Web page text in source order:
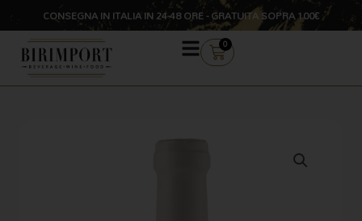
contenuto
CONSEGNA IN ITALIA IN 24-48 ORE - GRATUITA SOPRA 100€
0
CARRELLO